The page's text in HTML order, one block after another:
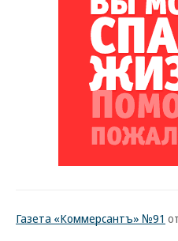
Газета «Коммерсантъ» №91